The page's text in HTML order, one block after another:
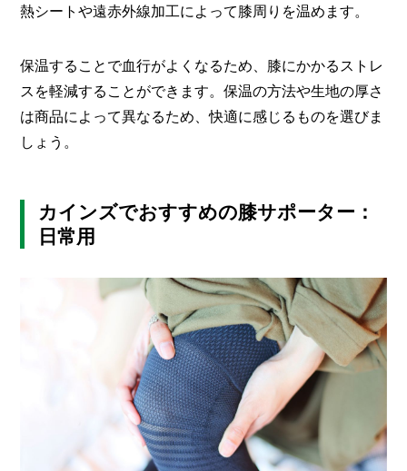
熱シートや遠赤外線加工によって膝周りを温めます。
保温することで血行がよくなるため、膝にかかるストレ
スを軽減することができます。保温の方法や生地の厚さ
は商品によって異なるため、快適に感じるものを選びま
しょう。
カインズでおすすめの膝サポーター：
日常用